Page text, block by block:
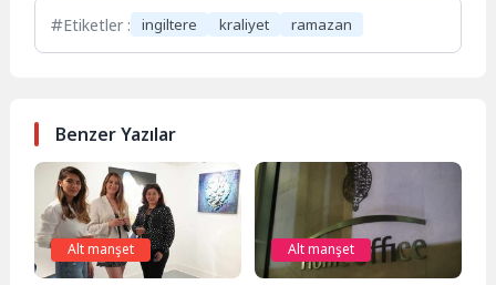
Etiketler : ingiltere kraliyet ramazan
Benzer Yazılar
Alt manşet Alt manşet